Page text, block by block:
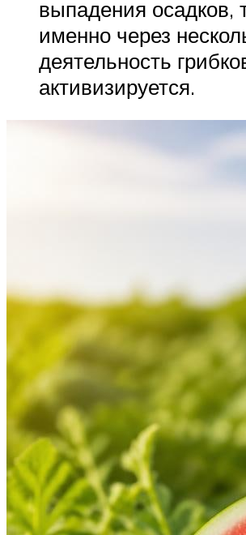
выпадения осадков,
именно через
деятельность
активизируется.